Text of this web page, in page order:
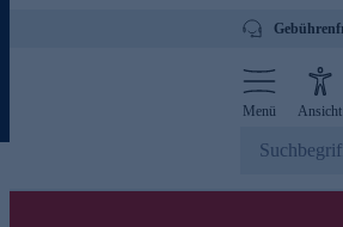
Menü Ansicht